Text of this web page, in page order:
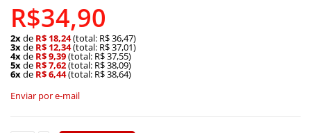
R$34,90
2xde R$ 18,24(total: R$ 36,47)
3xde R$ 12,34(total: R$ 37,01)
4xde R$ 9,39(total: R$ 37,55)
5xde R$ 7,62(total: R$ 38,09)
6xde R$ 6,44(total: R$ 38,64)
Enviar por e-mail